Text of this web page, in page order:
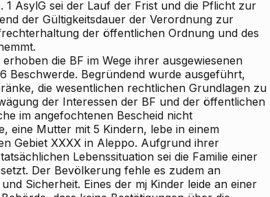
1 AsylG sei der Lauf der Frist und die Pflicht zur
der Gültigkeitsdauer der Verordnung zur
der öffentlichen Ordnung und des
die BF im Wege ihrer ausgewiesenen
Beschwerde. Begründend wurde ausgeführt,
die wesentlichen rechtlichen Grundlagen zu
der Interessen der BF und der öffentlichen
im angefochtenen Bescheid nicht
eine Mutter mit 5 Kindern, lebe in einem
Gebiet XXXX in Aleppo. Aufgrund ihrer
Lebenssituation sei die Familie einer
Der Bevölkerung fehle es zudem an
Sicherheit. Eines der mj Kinder leide an einer